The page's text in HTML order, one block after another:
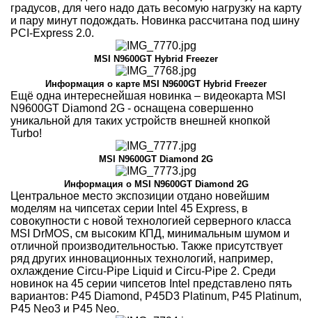
градусов, для чего надо дать весомую нагрузку на карту
и пару минут подождать. Новинка рассчитана под шину
PCI-Express 2.0.
MSI N9600GT Hybrid Freezer
Информация о карте MSI N9600GT Hybrid Freezer
Ещё одна интереснейшая новинка – видеокарта MSI
N9600GT Diamond 2G - оснащена совершенно
уникальной для таких устройств внешней кнопкой
Turbo!
MSI N9600GT Diamond 2G
Информация о MSI N9600GT Diamond 2G
Центральное место экспозиции отдано новейшим
моделям на чипсетах серии Intel 45 Express, в
совокупности с новой технологией серверного класса
MSI DrMOS, см высоким КПД, минимальным шумом и
отличной производительностью. Также присутствует
ряд других инновационных технологий, например,
охлаждение Circu-Pipe Liquid и Circu-Pipe 2. Среди
новинок на 45 серии чипсетов Intel представлено пять
вариантов: P45 Diamond, P45D3 Platinum, P45 Platinum,
P45 Neo3 и P45 Neo.